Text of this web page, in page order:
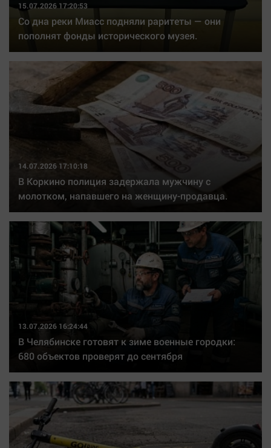
15.07.2026 17:20:53
Со дна реки Миасс подняли раритеты — они
пополнят фонды исторического музея.
14.07.2026 17:10:18
В Коркино полиция задержала мужчину с
молотком, напавшего на женщину-продавца.
13.07.2026 16:24:44
В Челябинске готовят к зиме военные городки:
680 объектов проверят до сентября